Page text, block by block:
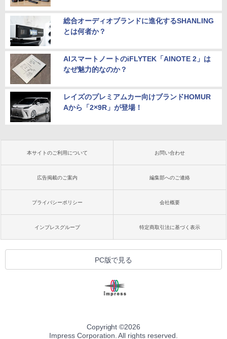
総合オーディオブランドに進化するSHANLING
とは何者か？
AIスマートノートのiFLYTEK「AINOTE 2」は
なぜ魅力的なのか？
レイズのプレミアムカー向けブランドHOMUR
Aから「2×9R」が登場！
本サイトのご利用について お問い合わせ
広告掲載のご案内 編集部へのご連絡
プライバシーポリシー 会社概要
インプレスグループ 特定商取引法に基づく表示
PC版で見る
Copyright ©2026
Impress Corporation. All rights reserved.